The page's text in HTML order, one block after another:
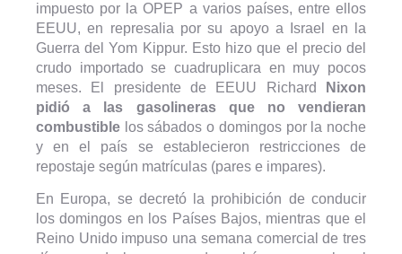
impuesto por la OPEP a varios países, entre ellos
EEUU, en represalia por su apoyo a Israel en la
Guerra del Yom Kippur. Esto hizo que el precio del
crudo importado se cuadruplicara en muy pocos
meses. El presidente de EEUU Richard
Nixon
pidió a las gasolineras que no vendieran
combustible los sábados o domingos por la noche
y en el país se establecieron restricciones de
repostaje según matrículas (pares e impares).
En Europa, se decretó la prohibición de conducir
los domingos en los Países Bajos, mientras que el
Reino Unido impuso una semana comercial de tres